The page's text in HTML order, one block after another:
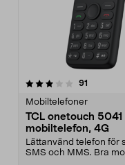
91
Mobiltelefoner
TCL onetouch 5041
mobiltelefon, 4G
Lättanvänd telefon för
SMS och MMS. Bra
4.0 av 5 stjärnor